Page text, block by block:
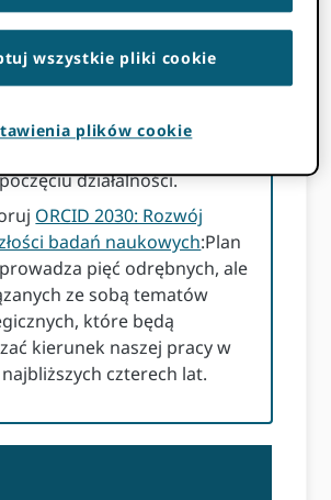
dostępnych na wsparcie
Południa.
Twoim kraju istnieje krajowe
działalności.
ORCID 2030: Rozwój
badań naukowych:Plan
pięć odrębnych, ale
ze sobą tematów
które będą
kierunek naszej pracy w
czterech lat.
wszystkie pliki cookie
plików cookie